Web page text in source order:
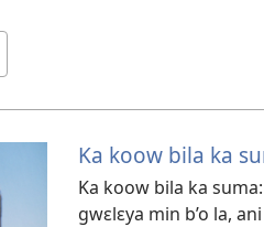
Ka koow bila ka
Ka koow bila ka
gwɛlɛya min b’o la,